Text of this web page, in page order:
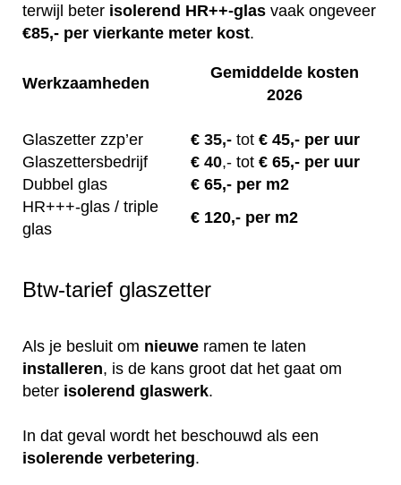
terwijl beter isolerend HR++-glas vaak ongeveer
€85,- per vierkante meter kost.
Werkzaamheden
Gemiddelde kosten
2026
Glaszetter zzp’er € 35,- tot € 45,- per uur
Glaszettersbedrijf
€ 40,- tot € 65,- per uur
Dubbel glas
€ 65,- per m2
HR+++-glas / triple
glas
€ 120,- per m2
Btw-tarief glaszetter
Als je besluit om nieuwe ramen te laten
installeren, is de kans groot dat het gaat om
beter isolerend glaswerk.
In dat geval wordt het beschouwd als een
isolerende verbetering.